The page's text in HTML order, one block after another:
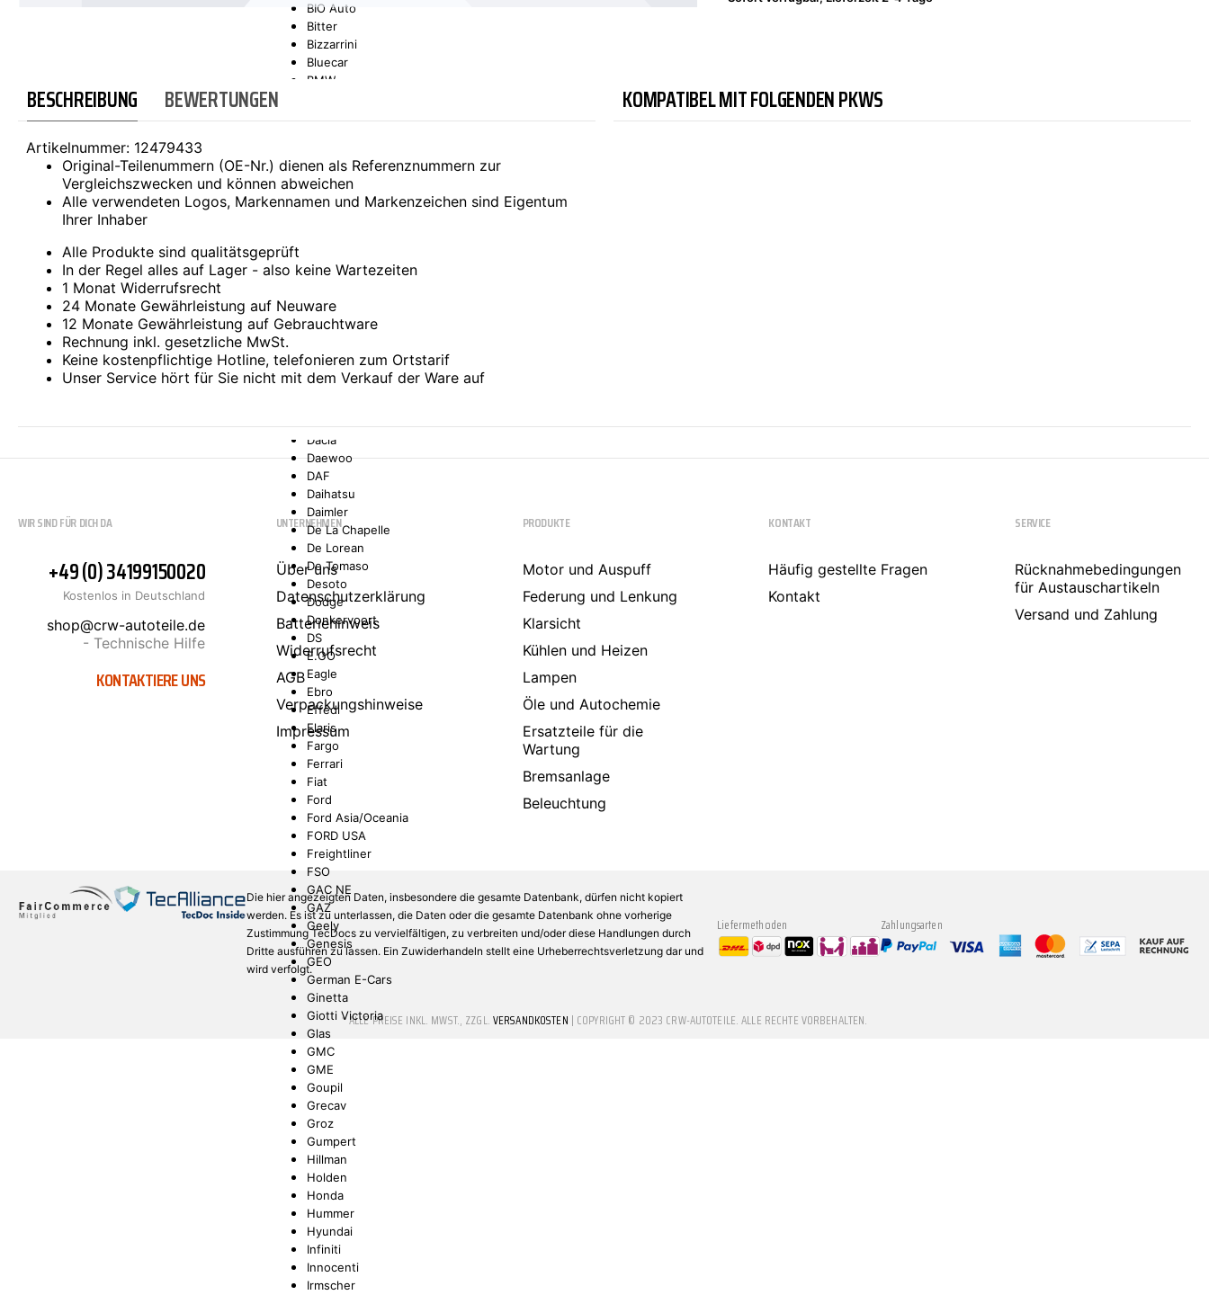
SONAX
BIO Auto
Bitter
Bizzarrini
Bluecar
BMW
Bugatti
Buick
Cadillac
Caterham
Chatenet
Checker
Chrysler
Citroën
Dacia
Daewoo
DAF
Daihatsu
Daimler
De La Chapelle
De Lorean
De Tomaso
Desoto
Dodge
Donkervoort
DS
E.GO
Eagle
Ebro
Effedi
Elaris
Fargo
Ferrari
Fiat
Ford
Ford Asia/Oceania
FORD USA
Freightliner
FSO
GAC NE
GAZ
Geely
Genesis
GEO
German E-Cars
Ginetta
Giotti Victoria
Glas
GMC
GME
Goupil
Grecav
Groz
Gumpert
Hillman
Holden
Honda
Hummer
Hyundai
Infiniti
Innocenti
Irmscher
BESCHREIBUNG BEWERTUNGEN
Artikelnummer: 12479433
Original-Teilenummern (OE-Nr.) dienen als Referenznummern zur
Vergleichszwecken und können abweichen
Alle verwendeten Logos, Markennamen und Markenzeichen sind Eigentum
Ihrer Inhaber
Alle Produkte sind qualitätsgeprüft
In der Regel alles auf Lager - also keine Wartezeiten
1 Monat Widerrufsrecht
24 Monate Gewährleistung auf Neuware
12 Monate Gewährleistung auf Gebrauchtware
Rechnung inkl. gesetzliche MwSt.
Keine kostenpflichtige Hotline, telefonieren zum Ortstarif
Unser Service hört für Sie nicht mit dem Verkauf der Ware auf
KOMPATIBEL MIT FOLGENDEN PKWS
WIR SIND FÜR DICH DA
+49 (0) 34199150020
Kostenlos in Deutschland
shop@crw-autoteile.de
- Technische Hilfe
KONTAKTIERE UNS
UNTERNEHMEN
Über uns
Datenschutzerklärung
Batteriehinweis
Widerrufsrecht
AGB
Verpackungshinweise
Impressum
PRODUKTE
Motor und Auspuff
Federung und Lenkung
Klarsicht
Kühlen und Heizen
Lampen
Öle und Autochemie
Ersatzteile für die
Wartung
Bremsanlage
Beleuchtung
KONTAKT
Häufig gestellte Fragen
Kontakt
SERVICE
Rücknahmebedingungen
für Austauschartikeln
Versand und Zahlung
Die hier angezeigten Daten, insbesondere die gesamte Datenbank, dürfen nicht kopiert
werden. Es ist zu unterlassen, die Daten oder die gesamte Datenbank ohne vorherige
Zustimmung TecDocs zu vervielfältigen, zu verbreiten und/oder diese Handlungen durch
Dritte ausführen zu lassen. Ein Zuwiderhandeln stellt eine Urheberrechtsverletzung dar und
wird verfolgt.
Liefermethoden Zahlungsarten
* ALLE PREISE INKL. MWST., ZZGL.VERSANDKOSTEN | COPYRIGHT © 2023 CRW-AUTOTEILE. ALLE RECHTE VORBEHALTEN.